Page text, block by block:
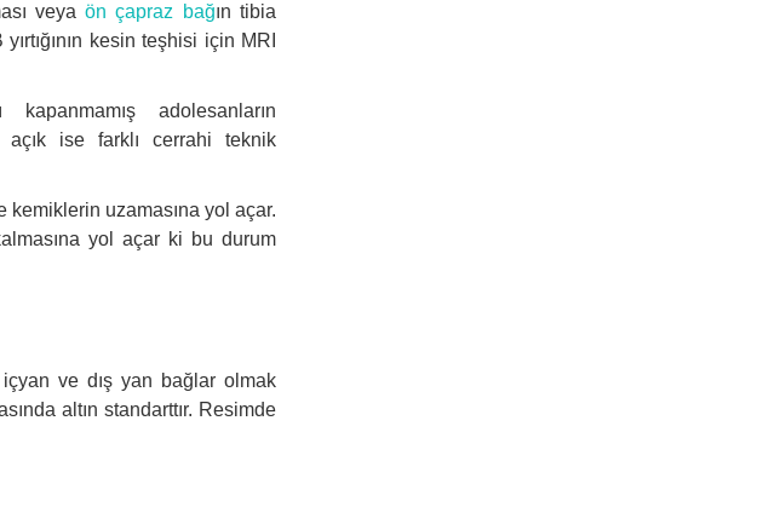
veyaön çapraz bağın tibia
kesin teşhisi için MRI
adolesanların
ise farklı cerrahi teknik
kemiklerin uzamasına yol açar.
yol açar ki bu durum
ve dış yan bağlar olmak
altın standarttır. Resimde